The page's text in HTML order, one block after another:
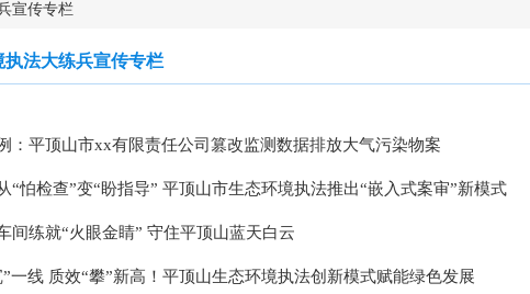
宣传专栏
执法大练兵宣传专栏
：平顶山市xx有限责任公司篡改监测数据排放大气污染物案
“怕检查”变“盼指导” 平顶山市生态环境执法推出“嵌入式案审”新模式
间练就“火眼金睛” 守住平顶山蓝天白云
”一线 质效“攀”新高！平顶山生态环境执法创新模式赋能绿色发展